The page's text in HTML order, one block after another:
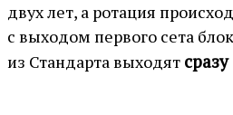
двух лет, а ротация
с выходом первого сета
из Стандарта выходят